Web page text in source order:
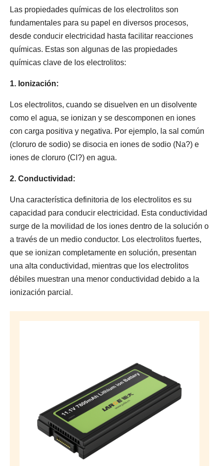
Las propiedades químicas de los electrolitos son
fundamentales para su papel en diversos procesos,
desde conducir electricidad hasta facilitar reacciones
químicas. Estas son algunas de las propiedades
químicas clave de los electrolitos:
1. Ionización:
Los electrolitos, cuando se disuelven en un disolvente
como el agua, se ionizan y se descomponen en iones
con carga positiva y negativa. Por ejemplo, la sal común
(cloruro de sodio) se disocia en iones de sodio (Na?) e
iones de cloruro (Cl?) en agua.
2. Conductividad:
Una característica definitoria de los electrolitos es su
capacidad para conducir electricidad. Esta conductividad
surge de la movilidad de los iones dentro de la solución o
a través de un medio conductor. Los electrolitos fuertes,
que se ionizan completamente en solución, presentan
una alta conductividad, mientras que los electrolitos
débiles muestran una menor conductividad debido a la
ionización parcial.